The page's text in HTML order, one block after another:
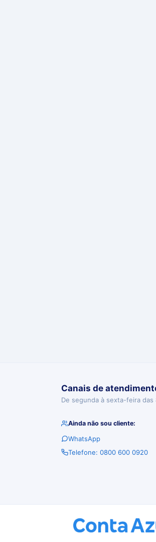
Canais de
De segunda à sexta-feira das
Ainda não sou cliente:
WhatsApp
Telefone: 0800 600 0920